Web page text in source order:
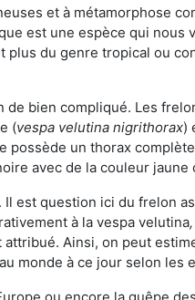
et à métamorphose
est une espèce qui nous
du genre tropical ou
de bien compliqué. Les
(vespa velutina nigrithorax)
un thorax
avec de la couleur jaune
est question ici du frelon
à la vespa velutina,
attribué. Ainsi, on peut
monde à ce jour selon les